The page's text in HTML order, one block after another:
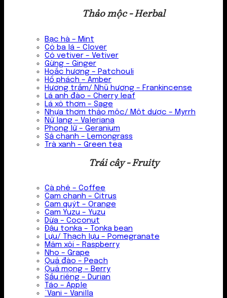
Thảo mộc - Herbal
Bạc hà – Mint
Cỏ ba lá – Clover
Cỏ vetiver – Vetiver
Gừng – Ginger
Hoắc hương – Patchouli
Hổ phách – Amber
Hương trầm/ Nhũ hương – Frankincense
Lá anh đào – Cherry leaf
Lá xô thơm – Sage
Nhựa thơm thảo mộc/ Một dược – Myrrh
Nữ lang – Valeriana
Phong lữ – Geranium
Sả chanh – Lemongrass
Trà xanh – Green tea
Trái cây - Fruity
Cà phê – Coffee
Cam chanh – Citrus
Cam quýt – Orange
Cam Yuzu – Yuzu
Dừa – Coconut
Đậu tonka – Tonka bean
Lựu/ Thạch lựu – Pomegranate
Mâm xôi – Raspberry
Nho – Grape
Quả đào – Peach
Quả mọng – Berry
Sầu riêng – Durian
Táo – Apple
`Vani – Vanilla